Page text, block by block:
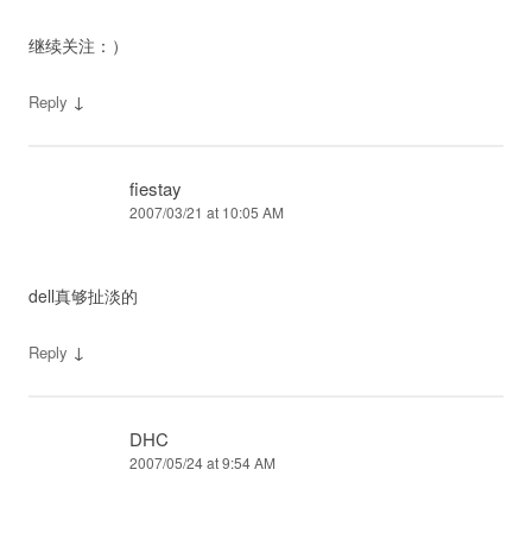
继续关注：）
Reply ↓
fiestay
2007/03/21 at 10:05 AM
dell真够扯淡的
Reply ↓
DHC
2007/05/24 at 9:54 AM